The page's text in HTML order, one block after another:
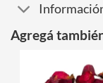
Agregá